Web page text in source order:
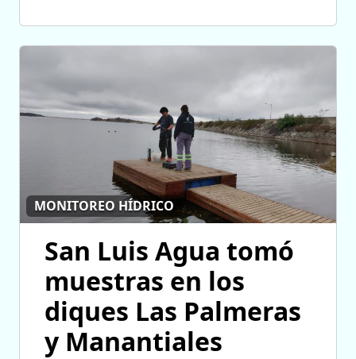
MONITOREO HÍDRICO
San Luis Agua tomó
muestras en los
diques Las Palmeras
y Manantiales